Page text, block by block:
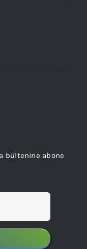
bültenine abone